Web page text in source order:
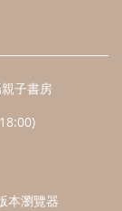
子書房
本瀏覽器